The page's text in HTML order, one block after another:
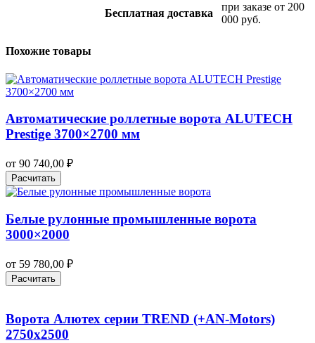
Бесплатная доставка
при заказе от 200
000 руб.
Похожие товары
Автоматические роллетные ворота ALUTECH
Prestige 3700×2700 мм
от 90 740,00 ₽
Расчитать
Белые рулонные промышленные ворота
3000×2000
от 59 780,00 ₽
Расчитать
Ворота Алютех серии TREND (+AN‑Motors)
2750х2500